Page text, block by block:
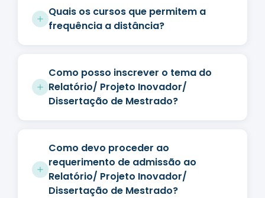
Quais os cursos que permitem a
frequência a distância?
Como posso inscrever o tema do
Relatório/ Projeto Inovador/
Dissertação de Mestrado?
Como devo proceder ao
requerimento de admissão ao
Relatório/ Projeto Inovador/
Dissertação de Mestrado?